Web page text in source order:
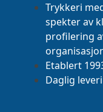
Trykkeri
spekter av
profilering
Etablert
Daglig